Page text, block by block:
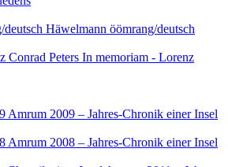
Häwelmann öömrang/deutsch
In memoriam - Lorenz
Amrum 2009 – Jahres-Chronik einer Insel
Amrum 2008 – Jahres-Chronik einer Insel